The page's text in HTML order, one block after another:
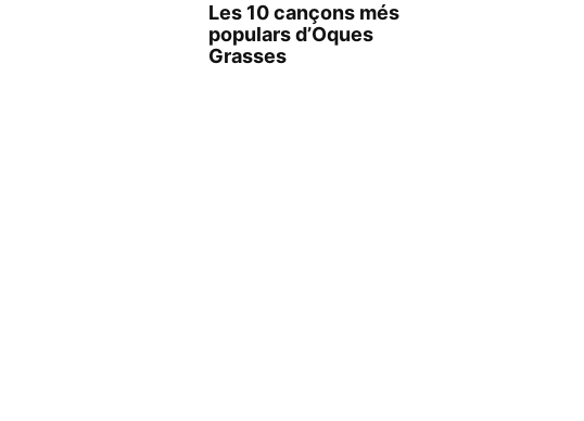
Les 10 cançons més
populars d’Oques
Grasses